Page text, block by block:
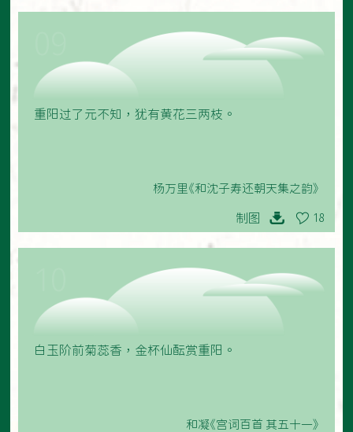
重阳过了元不知，犹有黄花三两枝。
杨万里《和沈子寿还朝天集之韵》
制图 18
白玉阶前菊蕊香，金杯仙酝赏重阳。
和凝《宫词百首 其五十一》